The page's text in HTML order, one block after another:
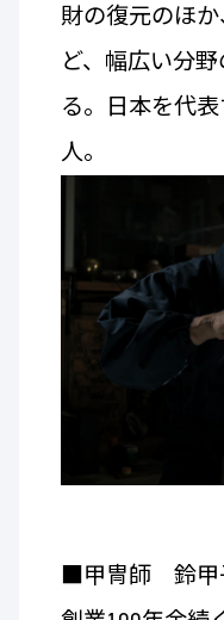
財の復元のほ
ど、幅広い分
る。日本を代
人。
■甲冑師 鈴甲